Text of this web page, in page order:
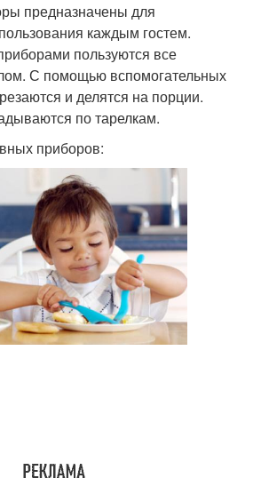
предназначены для
каждым гостем.
пользуются все
С помощью вспомогательных
и делятся на порции.
по тарелкам.
приборов: